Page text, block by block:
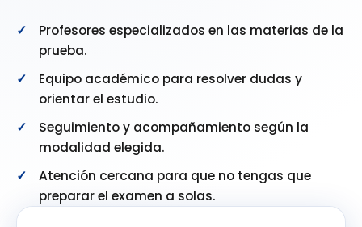
Profesores especializados en las materias de la
prueba.
Equipo académico para resolver dudas y
orientar el estudio.
Seguimiento y acompañamiento según la
modalidad elegida.
Atención cercana para que no tengas que
preparar el examen a solas.